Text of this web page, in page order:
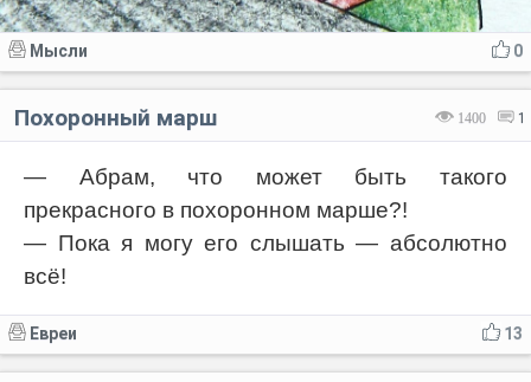
0
Мысли
1400 1
Похоронный марш
— Абрам, что может быть такого
прекрасного в похоронном марше?!
— Пока я могу его слышать — абсолютно
всё!
13
Евреи